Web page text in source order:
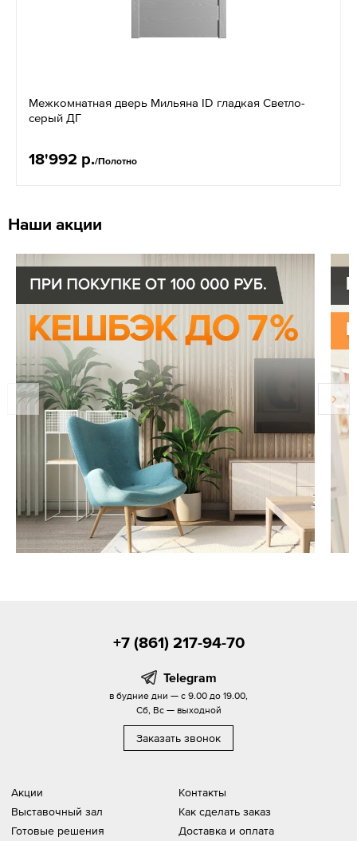
Межкомнатная дверь Мильяна ID гладкая Светло-
серый ДГ
18'992 р./Полотно
Наши акции
Акции
Выставочный зал
Готовые решения
Контакты
Как сделать заказ
Доставка и оплата
+7 (861) 217-94-70
Telegram
в будние дни — с 9.00 до 19.00,
Сб, Вс — выходной
Заказать звонок